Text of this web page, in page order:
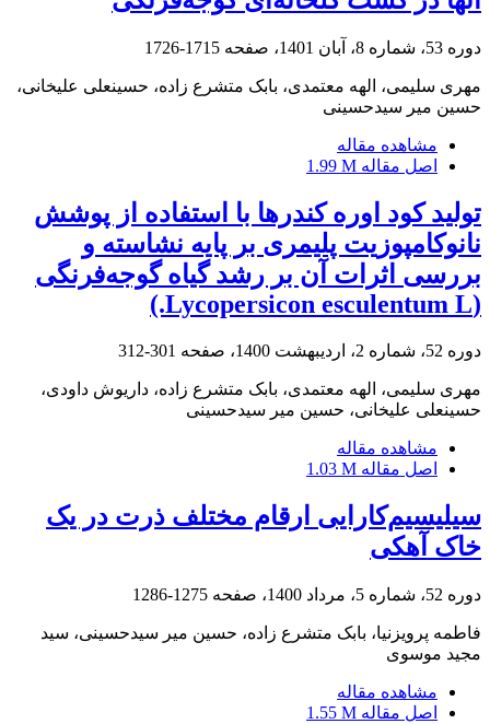
دوره 53، شماره 8، آبان 1401، صفحه 1715-1726
مهری سلیمی، الهه معتمدی، بابک متشرع زاده، حسینعلی علیخانی،
حسین میر سیدحسینی
مشاهده مقاله
اصل مقاله 1.99 M
تولید کود اوره کندرها با استفاده از پوشش
نانوکامپوزیت پلیمری بر پایه نشاسته و
بررسی اثرات آن بر رشد گیاه گوجه‌فرنگی
(Lycopersicon esculentum L.)
دوره 52، شماره 2، اردیبهشت 1400، صفحه 301-312
مهری سلیمی، الهه معتمدی، بابک متشرع زاده، داریوش داودی،
حسینعلی علیخانی، حسین میر سیدحسینی
مشاهده مقاله
اصل مقاله 1.03 M
سیلیسیم‌کارایی ارقام مختلف ذرت در یک
خاک آهکی
دوره 52، شماره 5، مرداد 1400، صفحه 1275-1286
فاطمه پرویزنیا، بابک متشرع زاده، حسین میر سیدحسینی، سید
مجید موسوی
مشاهده مقاله
اصل مقاله 1.55 M